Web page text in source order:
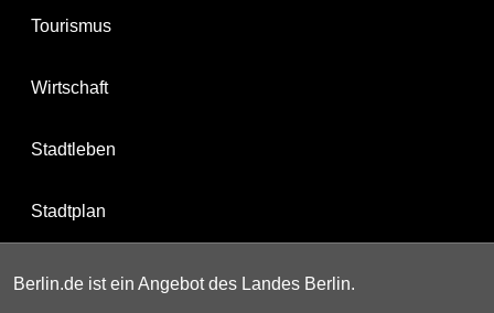
Tourismus
Wirtschaft
Stadtleben
Stadtplan
Berlin.de ist ein Angebot des Landes Berlin.